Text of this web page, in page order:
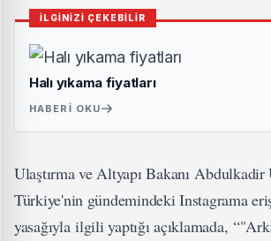
İLGİNİZİ ÇEKEBİLİR
Halı yıkama fiyatları
HABERI OKU
Ulaştırma ve Altyapı Bakanı
Türkiye'nin gündemindeki Instagrama
yasağıyla ilgili yaptığı açıklamada,